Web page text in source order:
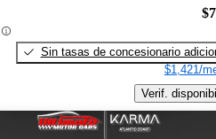
Sin tasas de concesionario
$1,421/
Verif.